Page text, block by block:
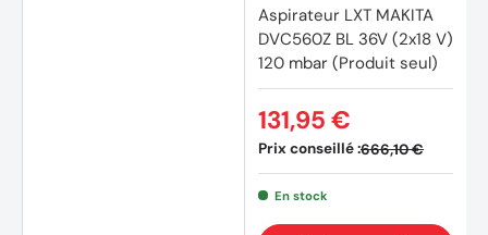
Aspirateur LXT MAKITA
DVC560Z BL 36V (2x18 V)
120 mbar (Produit seul)
Prix conseillé :666,10 €
131,95 €
En stock